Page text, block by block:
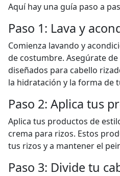
Aquí hay una guía paso a
Paso 1: Lava y
Comienza lavando y
de costumbre. Asegúrate
diseñados para cabello
la hidratación y la forma de
Paso 2: Aplica tus
Aplica tus productos de
crema para rizos. Estos
tus rizos y a mantener el
Paso 3: Divide tu